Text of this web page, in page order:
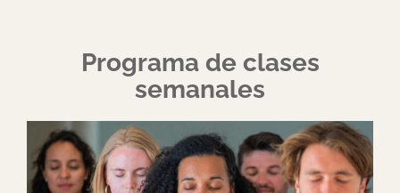
Programa de clases
semanales